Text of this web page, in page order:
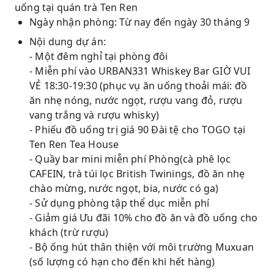
uống tại quán trà Ten Ren
Ngày nhận phòng: Từ nay đến ngày 30 tháng 9
Nội dung dự án:
- Một đêm nghỉ tại phòng đôi
- Miễn phí vào URBAN331 Whiskey Bar GIỜ VUI
VẺ 18:30-19:30 (phục vụ ăn uống thoải mái: đồ
ăn nhẹ nóng, nước ngọt, rượu vang đỏ, rượu
vang trắng và rượu whisky)
- Phiếu đồ uống trị giá 90 Đài tệ cho TOGO tại
Ten Ren Tea House
- Quầy bar mini miễn phí Phòng(cà phê lọc
CAFEIN, trà túi lọc British Twinings, đồ ăn nhẹ
chào mừng, nước ngọt, bia, nước có ga)
- Sử dụng phòng tập thể dục miễn phí
- Giảm giá Ưu đãi 10% cho đồ ăn và đồ uống cho
khách (trừ rượu)
- Bộ ống hút thân thiện với môi trường Muxuan
(số lượng có hạn cho đến khi hết hàng)